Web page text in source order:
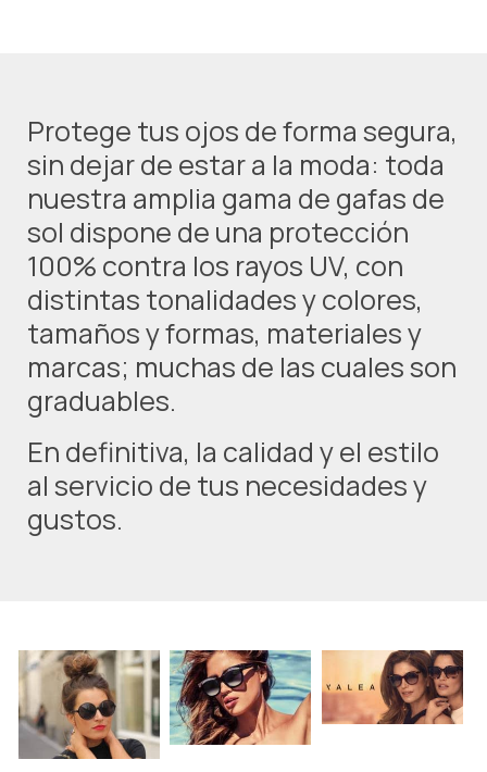
Protege tus ojos de forma segura,
sin dejar de estar a la moda: toda
nuestra amplia gama de gafas de
sol dispone de una protección
100% contra los rayos UV, con
distintas tonalidades y colores,
tamaños y formas, materiales y
marcas; muchas de las cuales son
graduables.
En definitiva, la calidad y el estilo
al servicio de tus necesidades y
gustos.